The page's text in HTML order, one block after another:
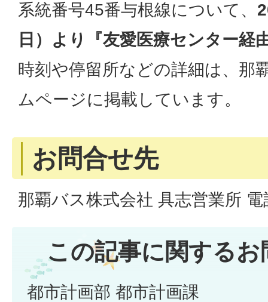
系統番号45番与根線について、
日）より『友愛医療センター経
時刻や停留所などの詳細は、那
ムページに掲載しています。
お問合せ先
那覇バス株式会社 具志営業所
この記事に関する
都市計画部 都市計画課